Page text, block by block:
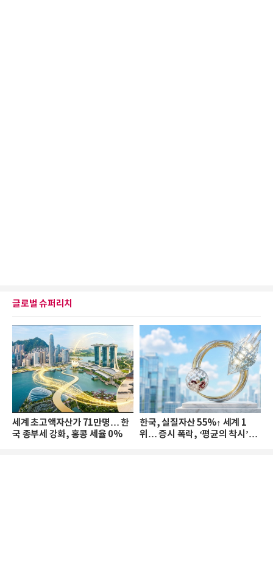
글로벌 슈퍼리치
세계 초고액자산가 71만명… 한
국 종부세 강화, 홍콩 세율 0%
한국, 실질자산 55%↑ 세계 1
위… 증시 폭락, ‘평균의 착시’와